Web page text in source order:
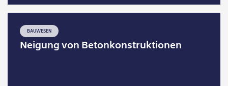
BAUWESEN
Neigung von Betonkonstruktionen